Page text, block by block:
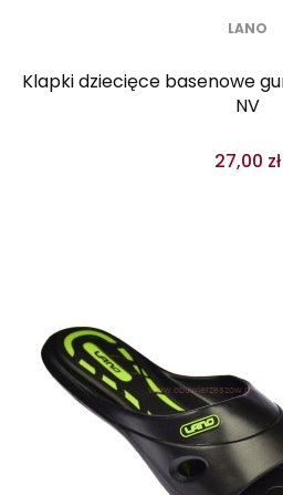
LANO
Klapki dziecięce basenowe gumowe KL-2-3060-M17
NV
27,00 zł